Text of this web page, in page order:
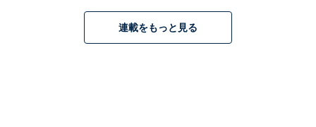
連載をもっと見る